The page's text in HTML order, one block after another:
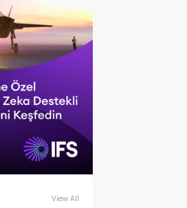
View All